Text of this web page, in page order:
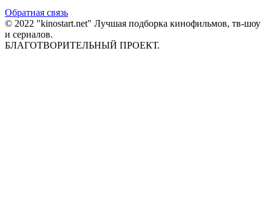
Обратная связь
© 2022 "kinostart.net" Лучшая подборка кинофильмов, тв-шоу
и сериалов.
БЛАГОТВОРИТЕЛЬНЫЙ ПРОЕКТ.